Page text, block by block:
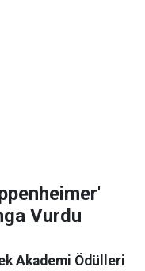
Vurdu
Akademi Ödülleri